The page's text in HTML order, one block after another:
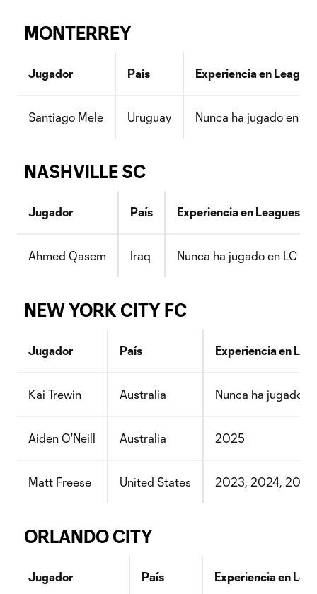
MONTERREY
Jugador País Experiencia en
Santiago Mele Uruguay Nunca ha jugado en LC
NASHVILLE SC
Jugador País Experiencia en Leagues
Ahmed Qasem Iraq Nunca ha jugado en LC
NEW YORK CITY FC
Jugador País Experiencia en
Kai Trewin Australia Nunca ha jugado
Aiden O'Neill Australia 2025
Matt Freese United States 2023, 2024, 2025
ORLANDO CITY
Jugador País Experiencia en